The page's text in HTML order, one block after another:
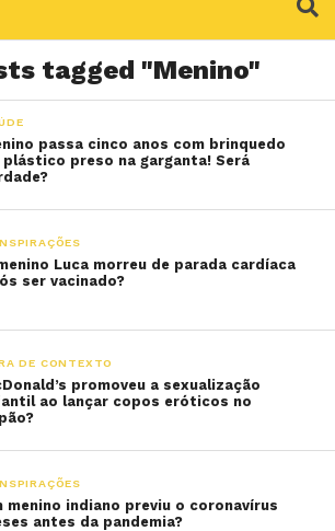
tagged "Menino"
passa cinco anos com brinquedo
plástico preso na garganta! Será
Luca morreu de parada cardíaca
ser vacinado?
DE CONTEXTO
promoveu a sexualização
ao lançar copos eróticos no
menino indiano previu o coronavírus
antes da pandemia?